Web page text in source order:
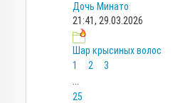
Дочь Минато
21:41, 29.03.2026
Шар крысиных волос
1
2
3
25